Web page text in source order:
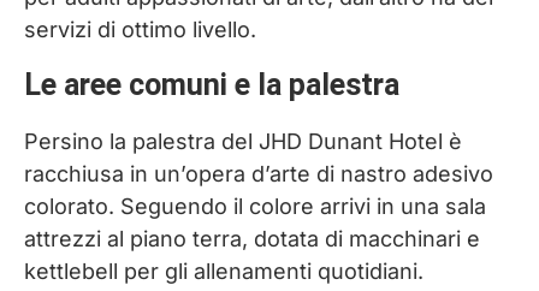
servizi di ottimo livello.
Le aree comuni e la palestra
Persino la palestra del JHD Dunant Hotel è
racchiusa in un’opera d’arte di nastro adesivo
colorato. Seguendo il colore arrivi in una sala
attrezzi al piano terra, dotata di macchinari e
kettlebell per gli allenamenti quotidiani.